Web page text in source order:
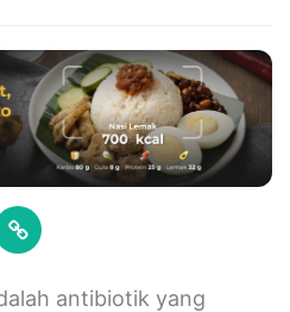
antibiotik yang